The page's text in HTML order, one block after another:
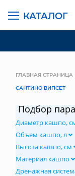
КАТАЛОГ
ГЛАВНАЯ СТРАНИЦА
САНТИНО ВИПСЕТ
Подбор
Диаметр кашпо,
Объем кашпо, л
Высота кашпо, см
Материал кашпо
Дренажная